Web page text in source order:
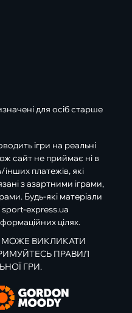
для осіб старше
ігри на реальні
сайт не приймає ні в
платежів, які
з азартними іграми,
Будь-які матеріали
express.ua
цілях.
МОЖЕ ВИКЛИКАТИ
ПРАВИЛ
ГРИ.